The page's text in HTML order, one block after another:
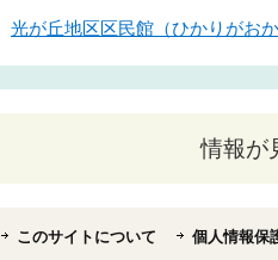
光が丘地区区民館（ひかりがおか
情報が
このサイトについて 個人情報保